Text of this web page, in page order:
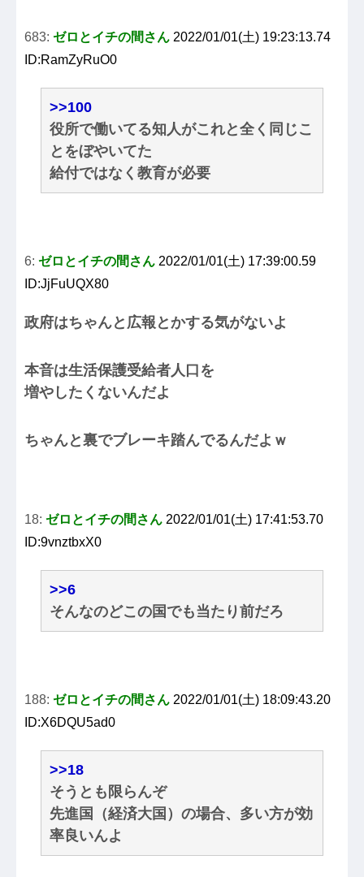
683: ゼロとイチの間さん 2022/01/01(土) 19:23:13.74
ID:RamZyRuO0
>>100
役所で働いてる知人がこれと全く同じこ
とをぼやいてた
給付ではなく教育が必要
6: ゼロとイチの間さん 2022/01/01(土) 17:39:00.59
ID:JjFuUQX80
政府はちゃんと広報とかする気がないよ
本音は生活保護受給者人口を
増やしたくないんだよ
ちゃんと裏でブレーキ踏んでるんだよｗ
18: ゼロとイチの間さん 2022/01/01(土) 17:41:53.70
ID:9vnztbxX0
>>6
そんなのどこの国でも当たり前だろ
188: ゼロとイチの間さん 2022/01/01(土) 18:09:43.20
ID:X6DQU5ad0
>>18
そうとも限らんぞ
先進国（経済大国）の場合、多い方が効
率良いんよ